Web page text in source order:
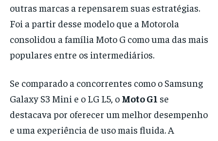
outras marcas a repensarem suas estratégias.
Foi a partir desse modelo que a Motorola
consolidou a família Moto G como uma das mais
populares entre os intermediários.
Se comparado a concorrentes como o Samsung
Galaxy S3 Mini e o LG L5, o Moto G1 se
destacava por oferecer um melhor desempenho
e uma experiência de uso mais fluida. A